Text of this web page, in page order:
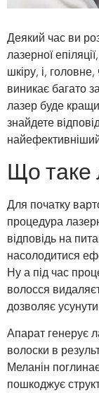
Деякий час ви
лазерної
шкіру, і,
виникає багато
лазер буде
знайдете
Що таке
Для початку
процедура
відповідь на
насолодитися
Ну а під час
волосся
дозволяє
Апарат генерує
волоски в
Меланін
пошкоджує